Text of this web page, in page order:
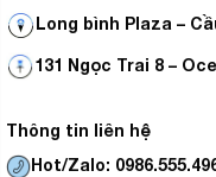
Long bình Plaza –
131 Ngọc Trai 8 –
Thông tin liên hệ
Hot/Zalo: